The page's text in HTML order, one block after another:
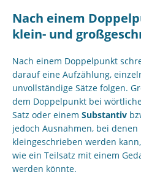
Nach einem
klein- und
Nach einem Doppelpunkt
darauf eine Aufzählung,
unvollständige Sätze folgen.
dem Doppelpunkt bei
Satz oder einem Substantiv
jedoch Ausnahmen, bei
kleingeschrieben werden
wie ein Teilsatz mit einem
werden könnte.